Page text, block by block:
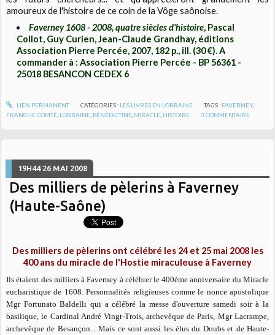
amoureux de l'histoire de ce coin de la Vôge saônoise.
Faverney 1608 - 2008, quatre siècles d'histoire, Pascal
Collot, Guy Curien, Jean-Claude Grandhay, éditions
Association Pierre Percée, 2007, 182 p., ill. (30 €). A
commander à : Association Pierre Percée - BP 56361 -
25018 BESANCON CEDEX 6
LIEN PERMANENT CATÉGORIES : LES LIVRES EN LORRAINE TAGS : FAVERNEY,
FRANCHE COMTÉ LORRAINE BÉNÉDICTINS MIRACLE HISTOIRE 0 COMMENTAIRE
19H44 26 MAI 2008
Des milliers de pèlerins à Faverney
(Haute-Saône)
Des milliers de pèlerins ont célébré les 24 et 25 mai 2008 les
400 ans du miracle de l'Hostie miraculeuse à Faverney
Ils étaient des milliers à Faverney à célébrer le 400ème anniversaire du Miracle
eucharistique de 1608. Personnalités religieuses comme le nonce apostolique
Mgr Fortunato Baldelli qui a célébré la messe d'ouverture samedi soir à la
basilique, le Cardinal André Vingt-Trois, archevêque de Paris, Mgr Lacrampe,
archevêque de Besançon... Mais ce sont aussi les élus du Doubs et de Haute-